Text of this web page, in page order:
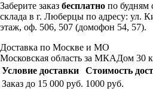
Заберите заказ бесплатно по будням
склада в г. Люберцы по адресу: ул.
этаж, оф. 506, 507 (домофон 54, 57).
Доставка по Москве и МО
Московская область за МКАДом 30
Условие доставки
Стоимость
Заказ до 15 000 руб. 1000 руб.